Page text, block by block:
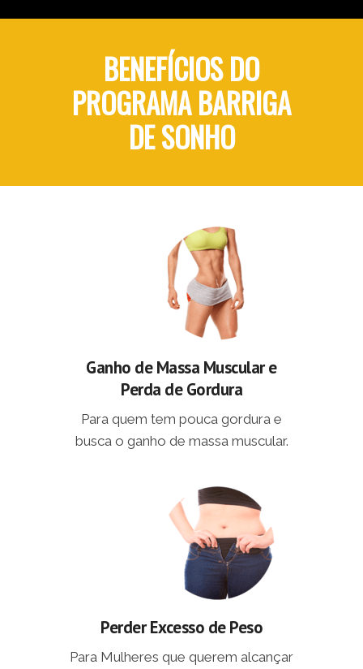
BENEFÍCIOS DO
PROGRAMA BARRIGA
DE SONHO
Ganho de Massa Muscular e
Perda de Gordura
Para quem tem pouca gordura e
busca o ganho de massa muscular.
Perder Excesso de Peso
Para Mulheres que querem alcançar